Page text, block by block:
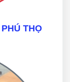
THỌ